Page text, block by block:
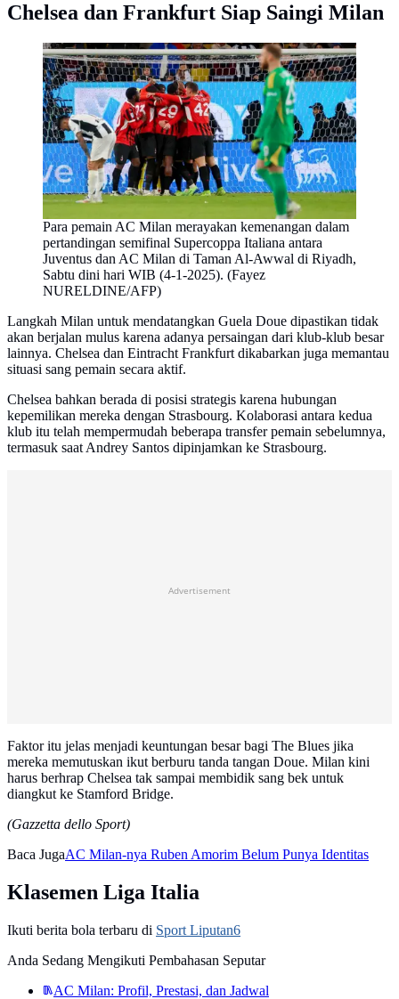
Chelsea dan Frankfurt Siap Saingi Milan
Para pemain AC Milan merayakan kemenangan dalam
pertandingan semifinal Supercoppa Italiana antara
Juventus dan AC Milan di Taman Al-Awwal di Riyadh,
Sabtu dini hari WIB (4-1-2025). (Fayez
NURELDINE/AFP)
Langkah Milan untuk mendatangkan Guela Doue dipastikan tidak
akan berjalan mulus karena adanya persaingan dari klub-klub besar
lainnya. Chelsea dan Eintracht Frankfurt dikabarkan juga memantau
situasi sang pemain secara aktif.
Chelsea bahkan berada di posisi strategis karena hubungan
kepemilikan mereka dengan Strasbourg. Kolaborasi antara kedua
klub itu telah mempermudah beberapa transfer pemain sebelumnya,
termasuk saat Andrey Santos dipinjamkan ke Strasbourg.
Advertisement
Faktor itu jelas menjadi keuntungan besar bagi The Blues jika
mereka memutuskan ikut berburu tanda tangan Doue. Milan kini
harus berhrap Chelsea tak sampai membidik sang bek untuk
diangkut ke Stamford Bridge.
(Gazzetta dello Sport)
Baca JugaAC Milan-nya Ruben Amorim Belum Punya Identitas
Klasemen Liga Italia
Ikuti berita bola terbaru di Sport Liputan6
Anda Sedang Mengikuti Pembahasan Seputar
AC Milan: Profil, Prestasi, dan Jadwal